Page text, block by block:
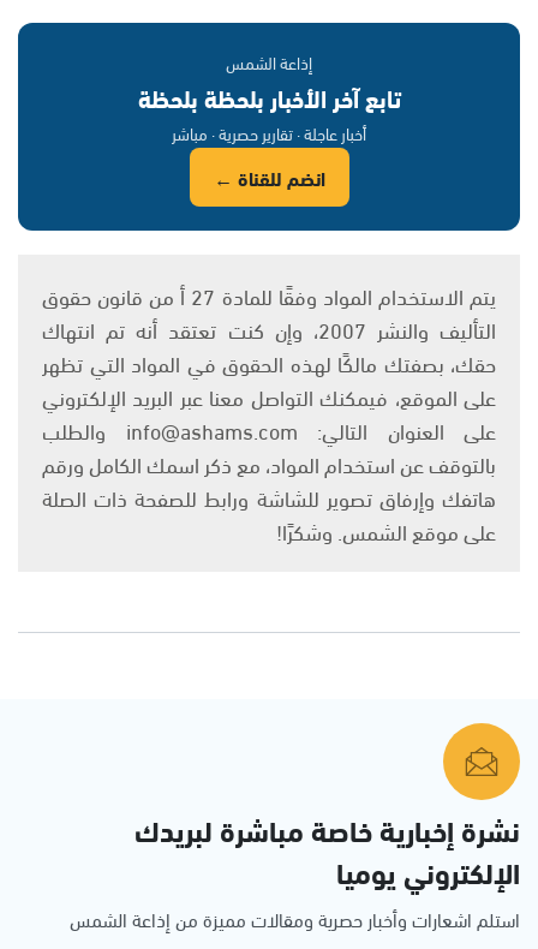
إذاعة الشمس
تابع آخر الأخبار بلحظة بلحظة
أخبار عاجلة · تقارير حصرية · مباشر
انضم للقناة ←
يتم الاستخدام المواد وفقًا للمادة 27 أ من قانون حقوق
التأليف والنشر 2007، وإن كنت تعتقد أنه تم انتهاك
حقك، بصفتك مالكًا لهذه الحقوق في المواد التي تظهر
على الموقع، فيمكنك التواصل معنا عبر البريد الإلكتروني
على العنوان التالي: info@ashams.com والطلب
بالتوقف عن استخدام المواد، مع ذكر اسمك الكامل ورقم
هاتفك وإرفاق تصوير للشاشة ورابط للصفحة ذات الصلة
على موقع الشمس. وشكرًا!
نشرة إخبارية خاصة مباشرة لبريدك
الإلكتروني يوميا
استلم اشعارات وأخبار حصرية ومقالات مميزة من إذاعة الشمس